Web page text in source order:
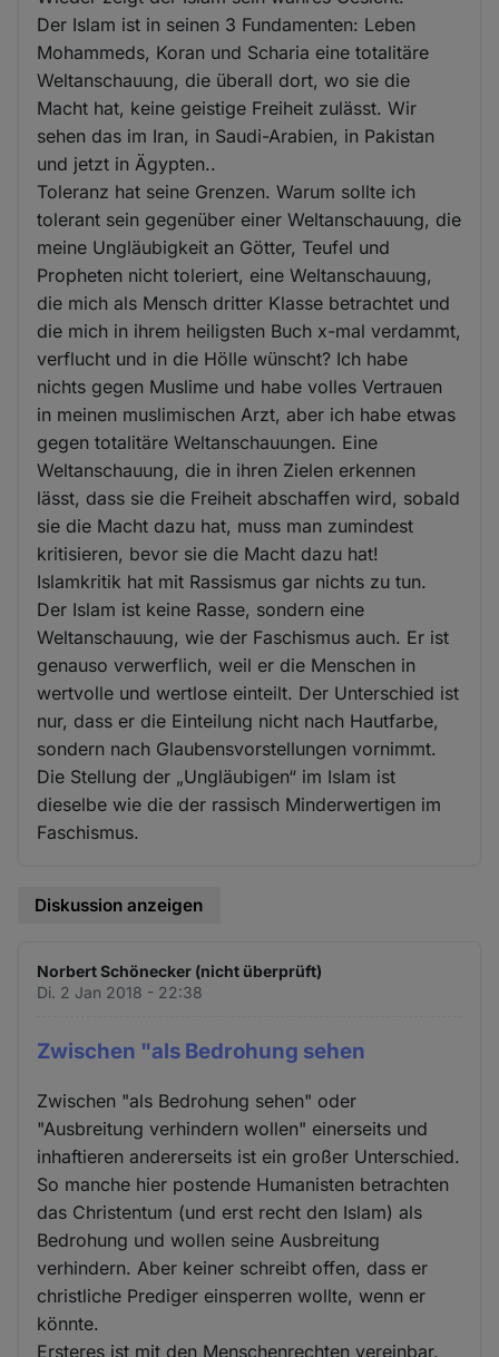
Der Islam ist in seinen 3 Fundamenten: Leben
Mohammeds, Koran und Scharia eine totalitäre
Weltanschauung, die überall dort, wo sie die
Macht hat, keine geistige Freiheit zulässt. Wir
sehen das im Iran, in Saudi-Arabien, in Pakistan
und jetzt in Ägypten..
Toleranz hat seine Grenzen. Warum sollte ich
tolerant sein gegenüber einer Weltanschauung, die
meine Ungläubigkeit an Götter, Teufel und
Propheten nicht toleriert, eine Weltanschauung,
die mich als Mensch dritter Klasse betrachtet und
die mich in ihrem heiligsten Buch x-mal verdammt,
verflucht und in die Hölle wünscht? Ich habe
nichts gegen Muslime und habe volles Vertrauen
in meinen muslimischen Arzt, aber ich habe etwas
gegen totalitäre Weltanschauungen. Eine
Weltanschauung, die in ihren Zielen erkennen
lässt, dass sie die Freiheit abschaffen wird, sobald
sie die Macht dazu hat, muss man zumindest
kritisieren, bevor sie die Macht dazu hat!
Islamkritik hat mit Rassismus gar nichts zu tun.
Der Islam ist keine Rasse, sondern eine
Weltanschauung, wie der Faschismus auch. Er ist
genauso verwerflich, weil er die Menschen in
wertvolle und wertlose einteilt. Der Unterschied ist
nur, dass er die Einteilung nicht nach Hautfarbe,
sondern nach Glaubensvorstellungen vornimmt.
Die Stellung der „Ungläubigen“ im Islam ist
dieselbe wie die der rassisch Minderwertigen im
Faschismus.
Diskussion anzeigen
Norbert Schönecker (nicht überprüft)
Di. 2 Jan 2018 - 22:38
Zwischen "als Bedrohung sehen
Zwischen "als Bedrohung sehen" oder
"Ausbreitung verhindern wollen" einerseits und
inhaftieren andererseits ist ein großer Unterschied.
So manche hier postende Humanisten betrachten
das Christentum (und erst recht den Islam) als
Bedrohung und wollen seine Ausbreitung
verhindern. Aber keiner schreibt offen, dass er
christliche Prediger einsperren wollte, wenn er
könnte.
Ersteres ist mit den Menschenrechten vereinbar.